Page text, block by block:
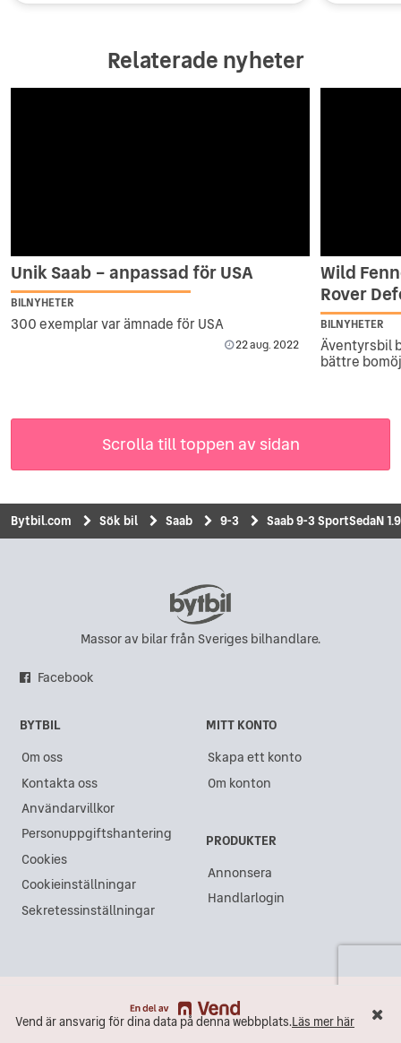
Vend är ansvarig för dina data på denna webbplats.Läs mer här
Relaterade nyheter
Unik Saab – anpassad för USA
BILNYHETER
300 exemplar var ämnade för USA
22 aug. 2022
Wild
Rover
BILNYHETER
Äventyrsbil
bättre
Scrolla till toppen av sidan
Maila Ring
Bytbil.com Sök bil Saab 9-3 Saab 9-3 SportSedaN
Massor av bilar från Sveriges bilhandlare.
Facebook
BYTBIL
Om oss
Kontakta oss
Användarvillkor
Personuppgiftshantering
Cookies
Cookieinställningar
Sekretessinställningar
MITT KONTO
Skapa ett konto
Om konton
PRODUKTER
Annonsera
Handlarlogin
Vend är ansvarig för dina data på denna webbplats.Läs mer här